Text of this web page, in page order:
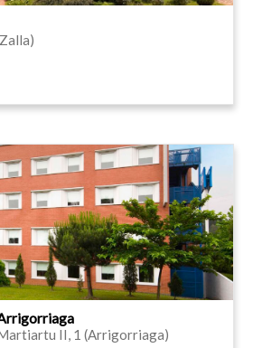
II, 1 (Arrigorriaga)